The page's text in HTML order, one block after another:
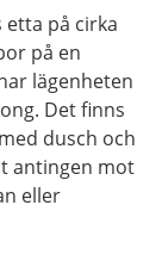
etta på cirka
på en
lägenheten
Det finns
dusch och
antingen mot
eller